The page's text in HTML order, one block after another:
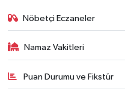
Nöbetçi Eczaneler
Namaz Vakitleri
Puan Durumu ve Fikstür